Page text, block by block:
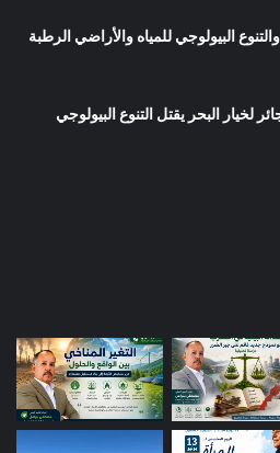
البيولوجي للمياه والأراضي الرطبة
لخيار البحر يقتل التنوع البيولوجي